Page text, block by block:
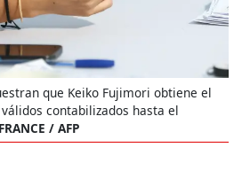
que Keiko Fujimori obtiene el
contabilizados hasta el
/ AFP